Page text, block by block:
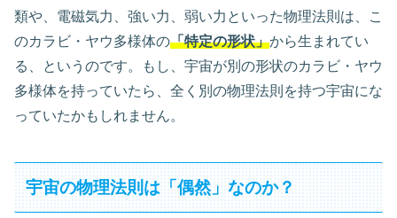
類や、電磁気力、強い力、弱い力といった物理法則は、こ
のカラビ・ヤウ多様体の「特定の形状」から生まれてい
る、というのです。もし、宇宙が別の形状のカラビ・ヤウ
多様体を持っていたら、全く別の物理法則を持つ宇宙にな
っていたかもしれません。
宇宙の物理法則は「偶然」なのか？